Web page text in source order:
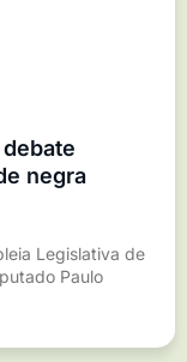
negra
Legislativa de
Paulo